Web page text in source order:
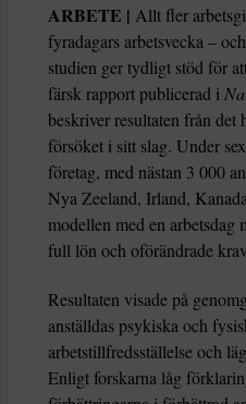
ARBETE | Allt fler
fyradagars arbetsvecka –
studien ger tydligt stöd för
färsk rapport publicerad i
beskriver resultaten från det
försöket i sitt slag. Under
företag, med nästan 3 000
Nya Zeeland, Irland,
modellen med en arbetsdag
full lön och oförändrade
Resultaten visade på
anställdas psykiska och
arbetstillfredsställelse och
Enligt forskarna låg